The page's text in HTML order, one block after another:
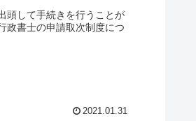
頭して手続きを行うことが
政書士の申請取次制度につ
2021.01.31